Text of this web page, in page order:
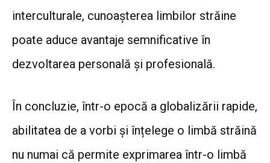
interculturale, cunoașterea limbilor străine
poate aduce avantaje semnificative în
dezvoltarea personală și profesională.
În concluzie, într-o epocă a globalizării rapide,
abilitatea de a vorbi și înțelege o limbă străină
nu numai că permite exprimarea într-o limbă